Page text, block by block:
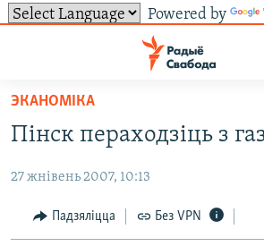
Powered by
ўнівэрсальнага
доступу
Перайсьці
да
галоўнага
Перайсьці
да
ВІДЭА І ФОТА
ЛЮДЗІ
ТОЛЬКІ НА СВАБОДЗЕ
ТЭСТЫ
БЛОГІ
СУВЯЗЬ
АБЫСЬЦІ БЛЯКАВАНЬНЕ
ПАДПІСАЦЦА
ЭКАНОМІКА
Пінск пераходзіць з
27 жнівень 2007, 10:13
Падзяліцца Без VPN